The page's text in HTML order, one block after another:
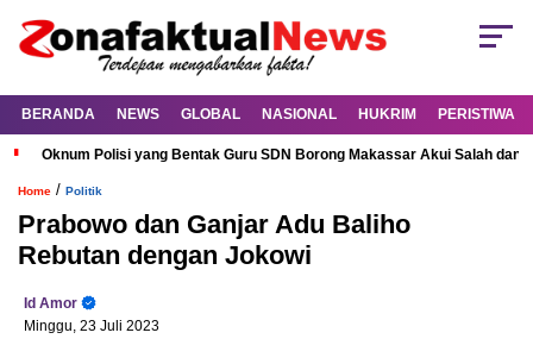
BERANDA NEWS GLOBAL NASIONAL HUKRIM PERISTIWA
Oknum Polisi yang Bentak Guru SDN Borong Makassar Akui Salah dan
Home / Politik
Prabowo dan Ganjar Adu Baliho
Rebutan dengan Jokowi
Id Amor
Minggu, 23 Juli 2023